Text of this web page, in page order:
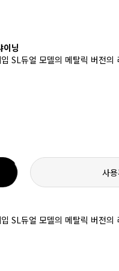
닝
SL듀얼 모델의 메탈릭 버전의
사
SL듀얼 모델의 메탈릭 버전의